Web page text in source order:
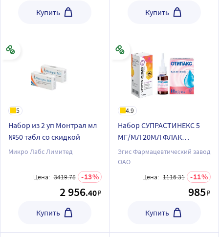
Купить Купить
5
Набор из 2 уп Монтрал мл
№50 табл со скидкой
Микро Лабс Лимитед
Цена: 3419.78 13
2 956.40₽
Купить
4.9
Набор СУПРАСТИНЕКС 5
МГ/МЛ 20МЛ ФЛАК
КАПЛИ+Отипакс 16 гр
капли ушные по
Эгис Фармацевтический завод
ОАО
Цена: 1116.31 11
985₽
Купить